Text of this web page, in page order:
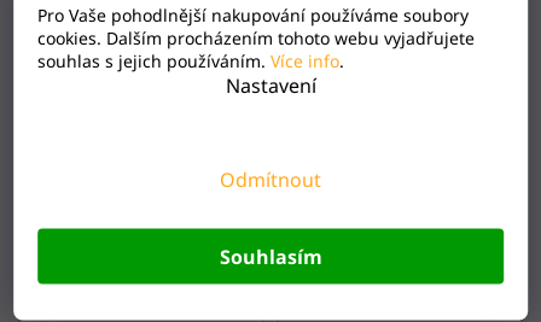
Pro Vaše pohodlnější nakupování používáme soubory
cookies. Dalším procházením tohoto webu vyjadřujete
souhlas s jejich používáním. Více info.
Nastavení
Odmítnout
Souhlasím